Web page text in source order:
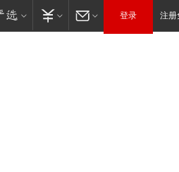
登录 注册